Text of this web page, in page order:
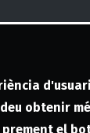
obtenir
el